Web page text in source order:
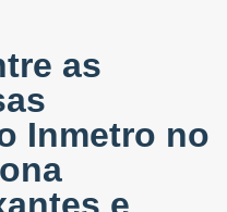
as
Inmetro no